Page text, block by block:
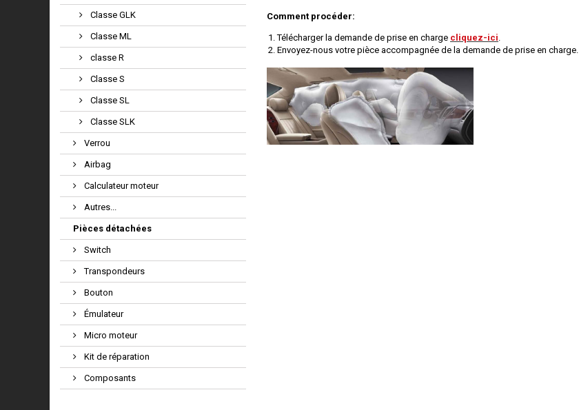
Classe GLK
Classe ML
classe R
Classe S
Classe SL
Classe SLK
Verrou
Airbag
Calculateur moteur
Autres...
Pièces détachées
Switch
Transpondeurs
Bouton
Émulateur
Micro moteur
Kit de réparation
Composants
Comment procéder:
Télécharger la demande de prise en charge cliquez-ici.
Envoyez-nous votre pièce accompagnée de la demande de prise en charge.